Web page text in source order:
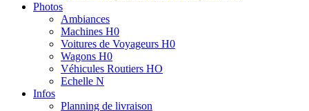
Photos
Ambiances
Machines H0
Voitures de Voyageurs H0
Wagons H0
Véhicules Routiers HO
Echelle N
Infos
Planning de livraison